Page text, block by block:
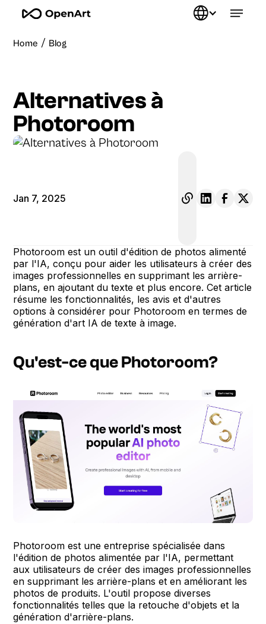
Home / Blog
Alternatives à
Photoroom
Jan 7, 2025
Photoroom est un outil d'édition de photos alimenté
par l'IA, conçu pour aider les utilisateurs à créer des
images professionnelles en supprimant les arrière-
plans, en ajoutant du texte et plus encore. Cet article
résume les fonctionnalités, les avis et d'autres
options à considérer pour Photoroom en termes de
génération d'art IA de texte à image.
Qu'est-ce que Photoroom?
Photoroom est une entreprise spécialisée dans
l'édition de photos alimentée par l'IA, permettant
aux utilisateurs de créer des images professionnelles
en supprimant les arrière-plans et en améliorant les
photos de produits. L'outil propose diverses
fonctionnalités telles que la retouche d'objets et la
génération d'arrière-plans.